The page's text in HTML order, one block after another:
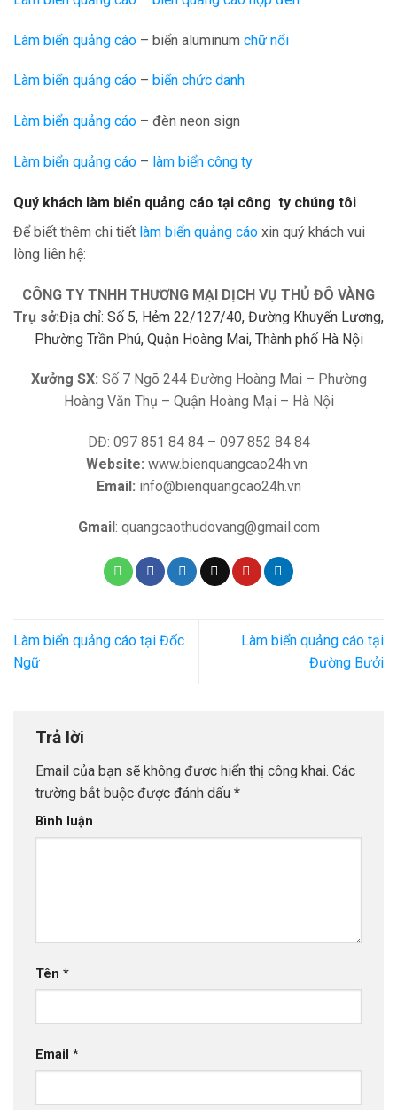
Làm biển quảng cáo – biển aluminum chữ nổi
Làm biển quảng cáo – biển chức danh
Làm biển quảng cáo – đèn neon sign
Làm biển quảng cáo – làm biển công ty
Quý khách làm biển quảng cáo tại công ty chúng tôi
Để biết thêm chi tiết làm biển quảng cáo xin quý khách vui
lòng liên hệ:
CÔNG TY TNHH THƯƠNG MẠI DỊCH VỤ THỦ ĐÔ VÀNG
Trụ sở:Địa chỉ: Số 5, Hẻm 22/127/40, Đường Khuyến Lương,
Phường Trần Phú, Quận Hoàng Mai, Thành phố Hà Nội
Xưởng SX: Số 7 Ngõ 244 Đường Hoàng Mai – Phường
Hoàng Văn Thụ – Quận Hoàng Mại – Hà Nội
DĐ: 097 851 84 84 – 097 852 84 84
Website: www.bienquangcao24h.vn
Email: info@bienquangcao24h.vn
Gmail: quangcaothudovang@gmail.com
Làm biển quảng cáo tại Đốc
Ngữ
Làm biển quảng cáo tại
Đường Bưởi
Trả lời
Email của bạn sẽ không được hiển thị công khai. Các
trường bắt buộc được đánh dấu *
Bình luận
Tên *
Email *